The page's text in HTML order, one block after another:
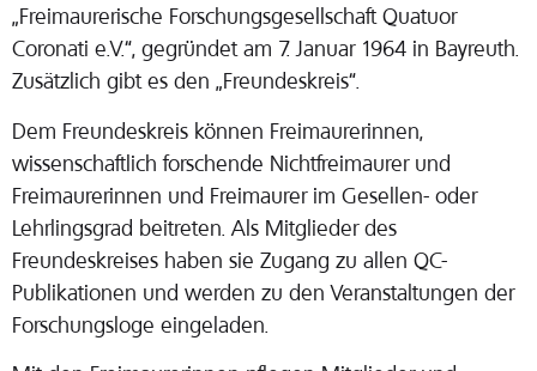
„Freimaurerische Forschungsgesellschaft Quatuor
Coronati e.V.“, gegründet am 7. Januar 1964 in Bayreuth.
Zusätzlich gibt es den „Freundeskreis“.
Dem Freundeskreis können Freimaurerinnen,
wissenschaftlich forschende Nichtfreimaurer und
Freimaurerinnen und Freimaurer im Gesellen- oder
Lehrlingsgrad beitreten. Als Mitglieder des
Freundeskreises haben sie Zugang zu allen QC-
Publikationen und werden zu den Veranstaltungen der
Forschungsloge eingeladen.